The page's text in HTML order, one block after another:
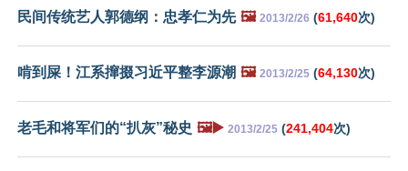
民间传统艺人郭德纲：忠孝仁为先 🖼️ 2013/2/26 (61,640次)
啃到屎！江系撺掇习近平整李源潮 🖼️ 2013/2/25 (64,130次)
老毛和将军们的“扒灰”秘史 🖼️▶️ 2013/2/25 (241,404次)